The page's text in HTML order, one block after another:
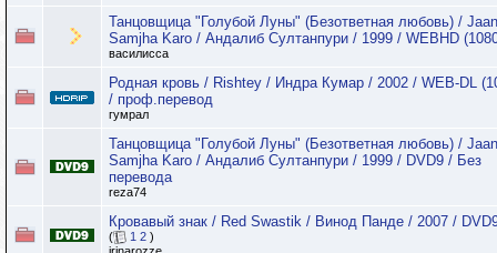
Танцовщица "Голубой Луны" (Безответная любовь) /
Samjha Karo / Андалиб Султанпури / 1999 / WEBHD
василисса
Родная кровь / Rishtey / Индра Кумар / 2002 / WEB-DL
/ проф.перевод
гумрал
Танцовщица "Голубой Луны" (Безответная любовь) /
Samjha Karo / Андалиб Султанпури / 1999 / DVD9 / Без
перевода
reza74
Кровавый знак / Red Swastik / Винод Панде / 2007 /
( 1 2 )